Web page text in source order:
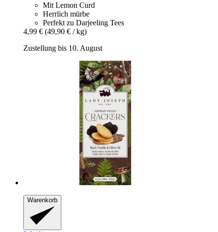
Mit Lemon Curd
Herrlich mürbe
Perfekt zu Darjeeling Tees
4,99 € (49,90 € / kg)
Zustellung bis 10. August
Warenkorb